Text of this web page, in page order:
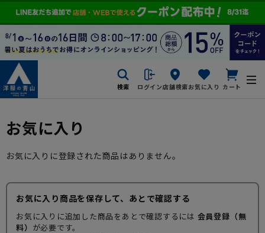
検索 ログイン店舗検索お気に入り カート
お気に入り
お気に入りに登録された商品はありません。
お気に入り商品を保存して、あとで確認する
お気に入りに追加した商品をあとで確認するには 会員登録（無
料） が必要です。